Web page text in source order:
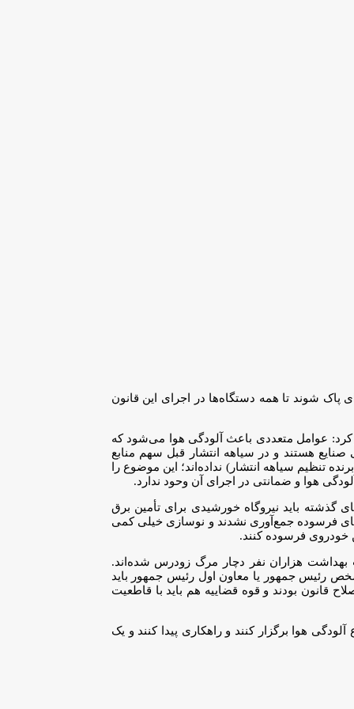
شوند تا همه دستگاه‌ها در اجرای این قانون
کرد: عوامل متعددی باعث آلودگی هوا می‌شود که
صنایع هستند و در سیاهه انتشار قبل سهم منابع
(برنده تنظیم سیاهه انتشار) نداده‌اند؛ این موضوع را
هوا و ضمانتی در اجرای آن وحود ندارد.
باید نیروگاه خورشیدی برای تأمین برق
فرسوده جمع‌آوری نشدند و نوسازی خیلی کمی
خودروی فرسوده کنند.
هزاران نفر دچار مرگ زودرس شده‌اند.
رئیس جمهور یا معاون اول رئیس جمهور باید
در مجلس شورای اسلامی دارد. می‌دانم دیوان محاسبات و کمیسیون اصل ۹۰ مجلس پیگیر اصلاح قانون بودند و قوه قضاییه هم باید با قاطعیت
هوا برگزار کنند و راهکاری پیدا کنند و یک